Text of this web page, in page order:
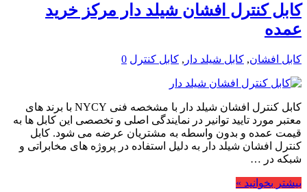
کابل کنترل افشان شیلد دار مرکز خرید
عمده
کابل افشان, کابل شیلد دار , کابل کنترل 0
کابل کنترل افشان شیلد دار با مشخصه فنی NYCY با برند های
معتبر مورد تایید توانیر در نمایندگی اصلی و تخصصی این کابل ها به
قیمت عمده و بدون واسطه به مشتریان عرضه می شود. کابل
کنترل افشان شیلد دار به دلیل استفاده در پروژه های مخابراتی و
شبکه در …
بیشتر بخوانید »